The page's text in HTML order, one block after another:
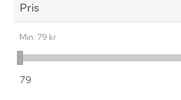
Pris
Min: 79 kr
79